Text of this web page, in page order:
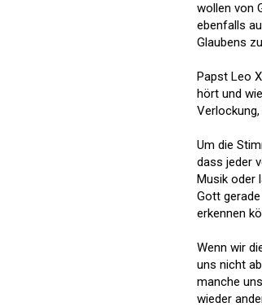
wollen von
ebenfalls
Glaubens
Papst Leo
hört und
Um die
dass jeder
Musik oder
Gott
erkennen
Wenn wir
uns nicht
manche
wieder